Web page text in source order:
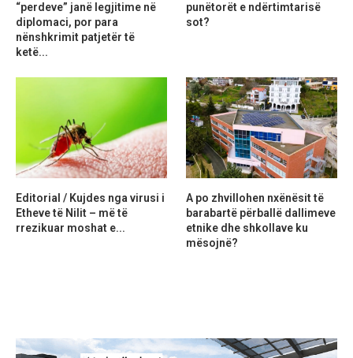
“perdeve” janë legjitime në
diplomaci, por para
nënshkrimit patjetër të
ketë...
punëtorët e ndërtimtarisë
sot?
Editorial / Kujdes nga virusi i
Etheve të Nilit – më të
rrezikuar moshat e...
A po zhvillohen nxënësit të
barabartë përballë dallimeve
etnike dhe shkollave ku
mësojnë?